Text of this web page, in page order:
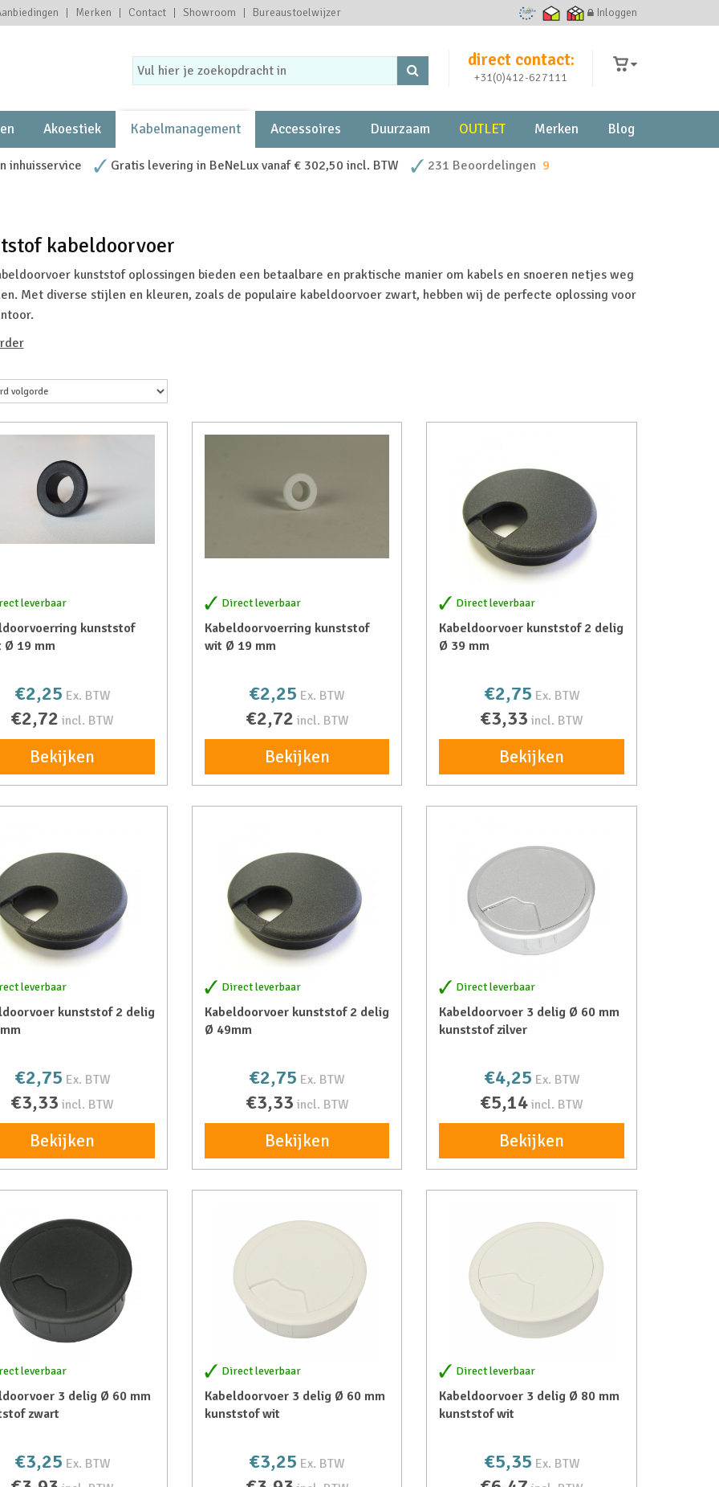
Merken Contact Showroom Bureaustoelwijzer Ecommerce Europe Trustmark
Thuiswinkel waarborg
Thuiswinkel zakelijk
Inloggen
direct contact:
+31(0)412-627111
Akoestiek Kabelmanagement Accessoires Duurzaam OUTLET Merken Blog
inhuisservice Gratis levering in BeNeLux vanaf € 302,50 incl. BTW 231 Beoordelingen 9
kabeldoorvoer
kunststof oplossingen bieden een betaalbare en praktische manier om kabels en snoeren netjes weg
Met diverse stijlen en kleuren, zoals de populaire kabeldoorvoer zwart, hebben wij de perfecte oplossing voor
leverbaar
kunststof
Ø 19 mm
€2,25 Ex. BTW
€2,72 incl. BTW
Bekijken
Direct leverbaar
Kabeldoorvoerring kunststof
wit Ø 19 mm
€2,25 Ex. BTW
€2,72 incl. BTW
Bekijken
Direct leverbaar
Kabeldoorvoer kunststof 2 delig
Ø 39 mm
€2,75 Ex. BTW
€3,33 incl. BTW
Bekijken
leverbaar
kunststof 2 delig
€2,75 Ex. BTW
€3,33 incl. BTW
Bekijken
Direct leverbaar
Kabeldoorvoer kunststof 2 delig
Ø 49mm
€2,75 Ex. BTW
€3,33 incl. BTW
Bekijken
Direct leverbaar
Kabeldoorvoer 3 delig Ø 60 mm
kunststof zilver
€4,25 Ex. BTW
€5,14 incl. BTW
Bekijken
leverbaar
3 delig Ø 60 mm
zwart
€3,25 Ex. BTW
Direct leverbaar
Kabeldoorvoer 3 delig Ø 60 mm
kunststof wit
€3,25 Ex. BTW
Direct leverbaar
Kabeldoorvoer 3 delig Ø 80 mm
kunststof wit
€5,35 Ex. BTW